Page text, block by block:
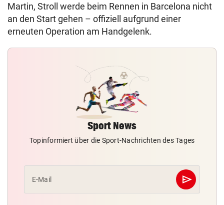
Martin, Stroll werde beim Rennen in Barcelona nicht
an den Start gehen – offiziell aufgrund einer
erneuten Operation am Handgelenk.
Sport News
Topinformiert über die Sport-Nachrichten des Tages
E-Mail send
Abschicken